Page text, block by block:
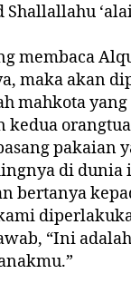
Shallallahu
membaca
maka akan
mahkota
kedua
pakaian
di dunia
bertanya
“Ini